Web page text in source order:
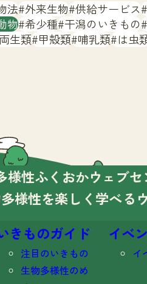
法 外来生物 供給サービス
物 希少種 干潟のいきもの
両生類 甲殻類 哺乳類 は虫
様性ふくおかウェブセ
様性を楽しく学べる
きものガイド
注目のいきもの
生物多様性のめ
イベ
イ